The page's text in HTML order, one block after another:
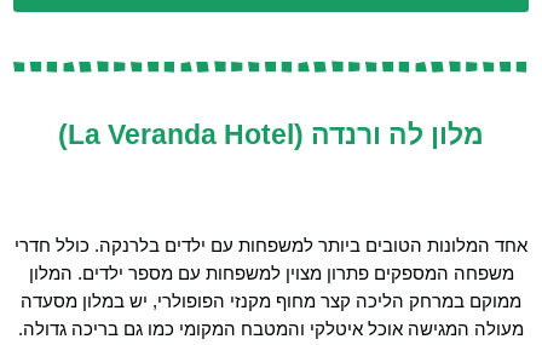
מלון לה ורנדה (La Veranda Hotel)
אחד המלונות הטובים ביותר למשפחות עם ילדים בלרנקה. כולל חדרי
משפחה המספקים פתרון מצוין למשפחות עם מספר ילדים. המלון
ממוקם במרחק הליכה קצר מחוף מקנזי הפופולרי, יש במלון מסעדה
מעולה המגישה אוכל איטלקי והמטבח המקומי כמו גם בריכה גדולה.